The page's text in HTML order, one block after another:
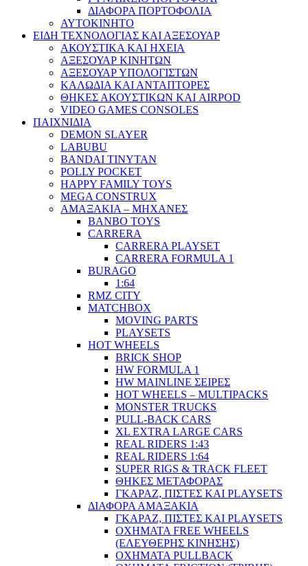
ΔΙΑΦΟΡΑ ΠΟΡΤΟΦΟΛΙΑ
ΑΥΤΟΚΙΝΗΤΟ
ΕΙΔΗ ΤΕΧΝΟΛΟΓΙΑΣ ΚΑΙ ΑΞΕΣΟΥΑΡ
ΑΚΟΥΣΤΙΚΑ ΚΑΙ ΗΧΕΙΑ
ΑΞΕΣΟΥΑΡ ΚΙΝΗΤΩΝ
ΑΞΕΣΟΥΑΡ ΥΠΟΛΟΓΙΣΤΩΝ
ΚΑΛΩΔΙΑ ΚΑΙ ΑΝΤΑΠΤΟΡΕΣ
ΘΗΚΕΣ ΑΚΟΥΣΤΙΚΩΝ ΚΑΙ AIRPOD
VIDEO GAMES CONSOLES
ΠΑΙΧΝΙΔΙΑ
DEMON SLAYER
LABUBU
BANDAI TINYTAN
POLLY POCKET
HAPPY FAMILY TOYS
MEGA CONSTRUX
ΑΜΑΞΑΚΙΑ – ΜΗΧΑΝΕΣ
BANBO TOYS
CARRERA
CARRERA PLAYSET
CARRERA FORMULA 1
BURAGO
1:64
RMZ CITY
MATCHBOX
MOVING PARTS
PLAYSETS
HOT WHEELS
BRICK SHOP
HW FORMULA 1
HW MAINLINE ΣΕΙΡΕΣ
HOT WHEELS – MULTIPACKS
MONSTER TRUCKS
PULL-BACK CARS
XL EXTRA LARGE CARS
REAL RIDERS 1:43
REAL RIDERS 1:64
SUPER RIGS & TRACK FLEET
ΘΗΚΕΣ ΜΕΤΑΦΟΡΑΣ
ΓΚΑΡΑΖ, ΠΙΣΤΕΣ ΚΑΙ PLAYSETS
ΔΙΑΦΟΡΑ ΑΜΑΞΑΚΙΑ
ΓΚΑΡΑΖ, ΠΙΣΤΕΣ ΚΑΙ PLAYSETS
ΟΧΗΜΑΤΑ FREE WHEELS
(ΕΛΕΥΘΕΡΗΣ ΚΙΝΗΣΗΣ)
ΟΧΗΜΑΤΑ PULLBACK